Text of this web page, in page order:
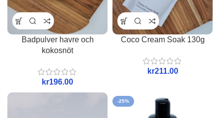
Badpulver havre och
kokosnöt
kr
Coco Cream Soak 130g
kr
-25%